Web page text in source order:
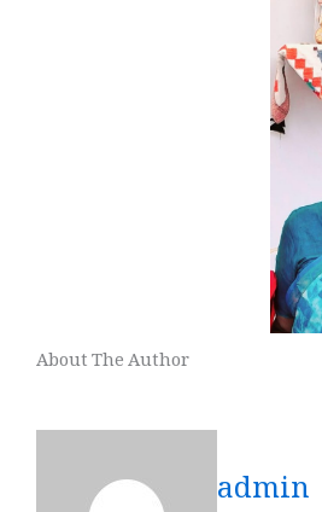
About The Author
admin